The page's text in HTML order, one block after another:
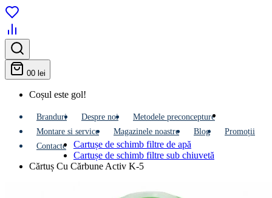
00 lei
Coșul este gol!
Branduri Despre noi
Metodele preconcepture
Montare si service
Мagazinele noastre Blog
Promoții
Contacte
Cartușe de schimb filtre de apă
Cartușe de schimb filtre sub chiuvetă
Cărtuș Cu Cărbune Activ K-5